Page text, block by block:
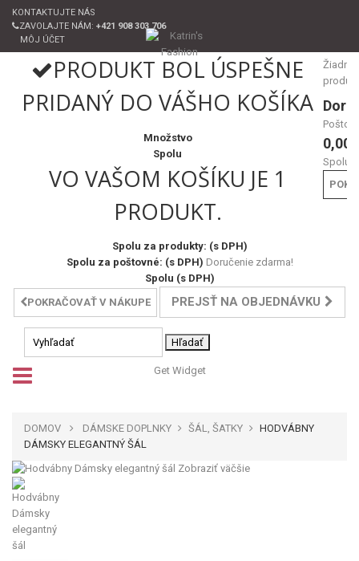
KONTAKTUJTE NÁS
ZAVOLAJTE NÁM: +421 908 303 706
MÔJ ÚČET
Žiadne
0,00
Spolu
PRODUKT BOL ÚSPEŠNE
PRIDANÝ DO VÁŠHO KOŠÍKA
Množstvo
Spolu
VO VAŠOM KOŠÍKU JE 1
PRODUKT.
Spolu za produkty: (s DPH)
Spolu za poštovné: (s DPH) Doručenie zdarma!
Spolu (s DPH)
POKRAČOVAŤ V NÁKUPE
PREJSŤ NA OBJEDNÁVKU
Hľadať
Get Widget
DOMOV DÁMSKE DOPLNKY ŠÁL, ŠATKY
HODVÁBNY
DÁMSKY ELEGANTNÝ ŠÁL
Zobraziť väčšie